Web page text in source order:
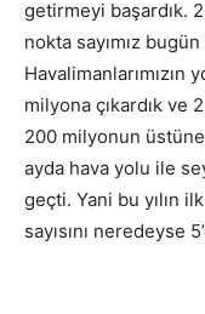
getirmeyi başardık.
nokta sayımız
milyona çıkardık ve
200 milyonun
ayda hava yolu ile
geçti. Yani bu yılın
sayısını neredeyse